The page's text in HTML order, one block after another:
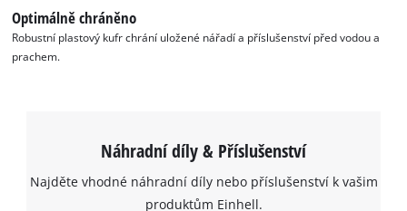
Optimálně chráněno
Robustní plastový kufr chrání uložené nářadí a příslušenství před vodou a
prachem.
Náhradní díly & Příslušenství
Najděte vhodné náhradní díly nebo příslušenství k vašim
produktům Einhell.